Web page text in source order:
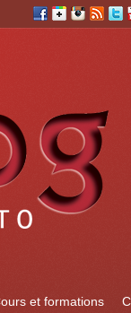
et formations